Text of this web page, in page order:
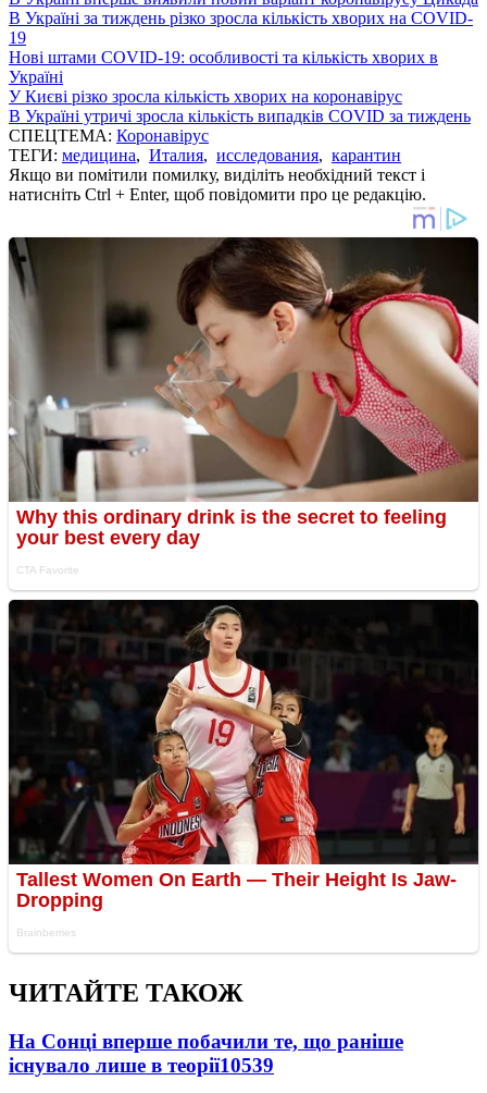
В Україні за тиждень різко зросла кількість хворих на COVID-
19
Нові штами COVID-19: особливості та кількість хворих в
Україні
У Києві різко зросла кількість хворих на коронавірус
В Україні утричі зросла кількість випадків COVID за тиждень
СПЕЦТЕМА: Коронавірус
ТЕГИ: медицина, Италия, исследования, карантин
Якщо ви помітили помилку, виділіть необхідний текст і
натисніть Ctrl + Enter, щоб повідомити про це редакцію.
ЧИТАЙТЕ ТАКОЖ
На Сонці вперше побачили те, що раніше
існувало лише в теорії10539